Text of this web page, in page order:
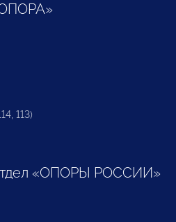
113)
«ОПОРЫ РОССИИ»